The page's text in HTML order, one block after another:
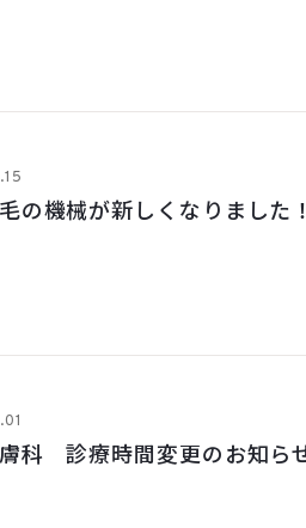
の機械が新しくなりました
科 診療時間変更のお知ら